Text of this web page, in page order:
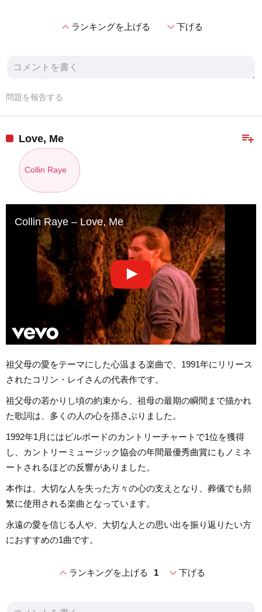
expand_lessランキングを上げる expand_more下げる
問題を報告する
playlist_add
Love, Me
Collin Raye
Collin Raye – Love, Me
祖父母の愛をテーマにした心温まる楽曲で、1991年にリリース
されたコリン・レイさんの代表作です。
祖父母の若かりし頃の約束から、祖母の最期の瞬間まで描かれ
た歌詞は、多くの人の心を揺さぶりました。
1992年1月にはビルボードのカントリーチャートで1位を獲得
し、カントリーミュージック協会の年間最優秀曲賞にもノミネ
ートされるほどの反響がありました。
本作は、大切な人を失った方々の心の支えとなり、葬儀でも頻
繁に使用される楽曲となっています。
永遠の愛を信じる人や、大切な人との思い出を振り返りたい方
におすすめの1曲です。
expand_lessランキングを上げる 1 expand_more下げる